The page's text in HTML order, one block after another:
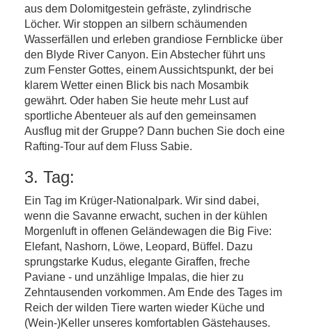
aus dem Dolomitgestein gefräste, zylindrische
Löcher. Wir stoppen an silbern schäumenden
Wasserfällen und erleben grandiose Fernblicke über
den Blyde River Canyon. Ein Abstecher führt uns
zum Fenster Gottes, einem Aussichtspunkt, der bei
klarem Wetter einen Blick bis nach Mosambik
gewährt. Oder haben Sie heute mehr Lust auf
sportliche Abenteuer als auf den gemeinsamen
Ausflug mit der Gruppe? Dann buchen Sie doch eine
Rafting-Tour auf dem Fluss Sabie.
3. Tag:
Ein Tag im Krüger-Nationalpark. Wir sind dabei,
wenn die Savanne erwacht, suchen in der kühlen
Morgenluft in offenen Geländewagen die Big Five:
Elefant, Nashorn, Löwe, Leopard, Büffel. Dazu
sprungstarke Kudus, elegante Giraffen, freche
Paviane - und unzählige Impalas, die hier zu
Zehntausenden vorkommen. Am Ende des Tages im
Reich der wilden Tiere warten wieder Küche und
(Wein-)Keller unseres komfortablen Gästehauses.